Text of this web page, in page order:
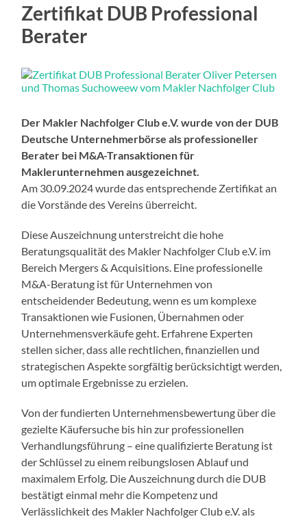
Zertifikat DUB Professional
Berater
Der Makler Nachfolger Club e.V. wurde von der DUB
Deutsche Unternehmerbörse als professioneller
Berater bei M&A-Transaktionen für
Maklerunternehmen ausgezeichnet.
Am 30.09.2024 wurde das entsprechende Zertifikat an
die Vorstände des Vereins überreicht.
Diese Auszeichnung unterstreicht die hohe
Beratungsqualität des Makler Nachfolger Club e.V. im
Bereich Mergers & Acquisitions. Eine professionelle
M&A-Beratung ist für Unternehmen von
entscheidender Bedeutung, wenn es um komplexe
Transaktionen wie Fusionen, Übernahmen oder
Unternehmensverkäufe geht. Erfahrene Experten
stellen sicher, dass alle rechtlichen, finanziellen und
strategischen Aspekte sorgfältig berücksichtigt werden,
um optimale Ergebnisse zu erzielen.
Von der fundierten Unternehmensbewertung über die
gezielte Käufersuche bis hin zur professionellen
Verhandlungsführung – eine qualifizierte Beratung ist
der Schlüssel zu einem reibungslosen Ablauf und
maximalem Erfolg. Die Auszeichnung durch die DUB
bestätigt einmal mehr die Kompetenz und
Verlässlichkeit des Makler Nachfolger Club e.V. als